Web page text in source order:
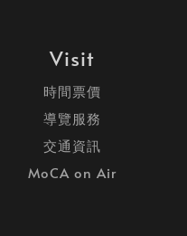
Visit
時間票價
導覽服務
交通資訊
MoCA on Air